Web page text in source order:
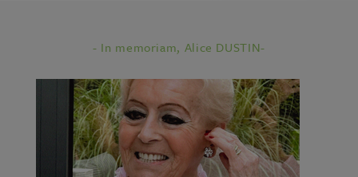
- In memoriam, Alice DUSTIN-